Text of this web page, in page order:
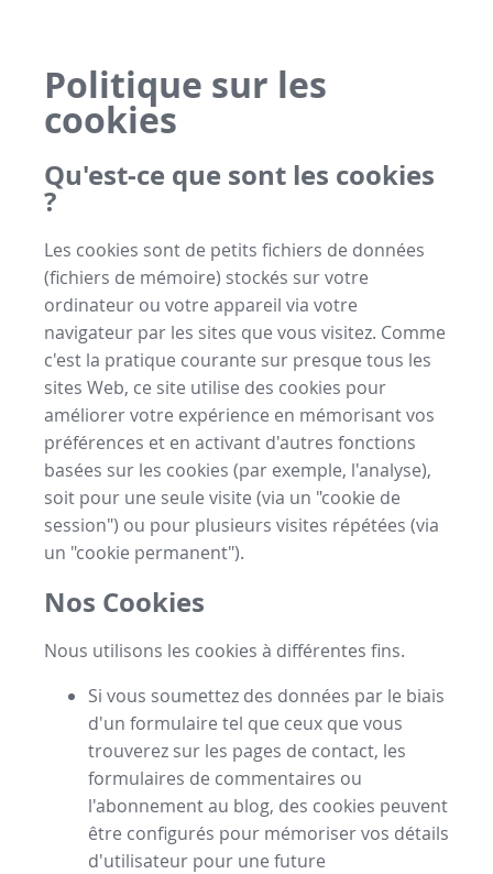
Politique sur les
cookies
Qu'est-ce que sont les cookies
?
Les cookies sont de petits fichiers de données
(fichiers de mémoire) stockés sur votre
ordinateur ou votre appareil via votre
navigateur par les sites que vous visitez. Comme
c'est la pratique courante sur presque tous les
sites Web, ce site utilise des cookies pour
améliorer votre expérience en mémorisant vos
préférences et en activant d'autres fonctions
basées sur les cookies (par exemple, l'analyse),
soit pour une seule visite (via un "cookie de
session") ou pour plusieurs visites répétées (via
un "cookie permanent").
Nos Cookies
Nous utilisons les cookies à différentes fins.
Si vous soumettez des données par le biais
d'un formulaire tel que ceux que vous
trouverez sur les pages de contact, les
formulaires de commentaires ou
l'abonnement au blog, des cookies peuvent
être configurés pour mémoriser vos détails
d'utilisateur pour une future